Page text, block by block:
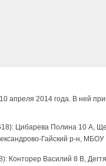
апреля 2014 года. В ней
Цибарева Полина 10 А,
Гайский р-н,
Конторер Василий 8 В,